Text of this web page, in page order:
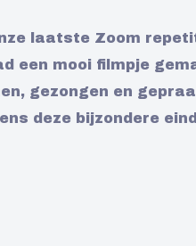
laatste Zoom
een mooi filmpje
gezongen en
deze bijzondere